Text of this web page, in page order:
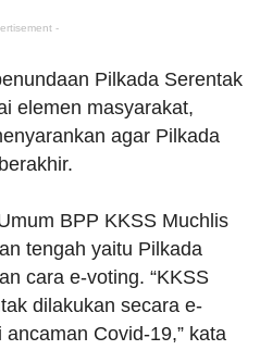
-
Pilkada Serentak
elemen masyarakat,
agar Pilkada
BPP KKSS Muchlis
tengah yaitu Pilkada
cara e-voting. “KKSS
dilakukan secara e-
Covid-19,” kata